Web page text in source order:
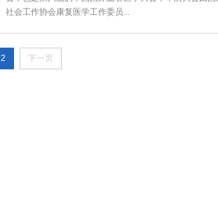
社会工作协会康复医学工作委员...
2 下一页